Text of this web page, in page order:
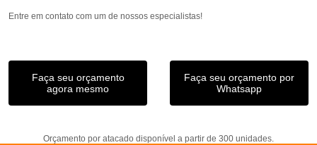
Entre em contato com um de nossos especialistas!
Faça seu orçamento
agora mesmo
Faça seu orçamento por
Whatsapp
Orçamento por atacado disponível a partir de 300 unidades.